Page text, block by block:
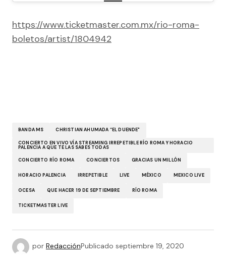
https://www.ticketmaster.com.mx/rio-roma-
boletos/artist/1804942
BANDA MS CHRISTIAN AHUMADA “EL DUENDE"
CONCIERTO EN VIVO VÍA STREAMING IRREPETIBLE RÍO ROMA Y HORACIO
PALENCIA A QUE TE LAS SABES TODAS
CONCIERTO RÍO ROMA CONCIERTOS GRACIAS UN MILLÓN
HORACIO PALENCIA IRREPETIBLE LIVE MÉXICO MEXICO LIVE
OCESA QUE HACER 19 DE SEPTIEMBRE RÍO ROMA
TICKETMASTER LIVE
por RedacciónPublicado septiembre 19, 2020